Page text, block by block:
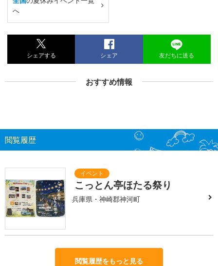
へ
シェアする シェア 友だちに送る
おすすめ情報
閲覧履歴
こっとん亭ほたる祭り
兵庫県・神崎郡神河町
閲覧履歴をもっと見る